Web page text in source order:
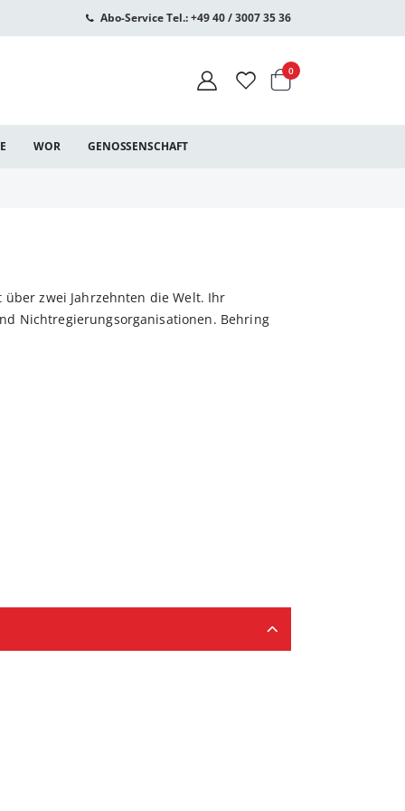
Abo-Service Tel.: +49 40 / 3007 35 36
Warenkorb
0Artikel
WOR GENOSSENSCHAFT
zwei Jahrzehnten die Welt. Ihr
Nichtregierungsorganisationen. Behring